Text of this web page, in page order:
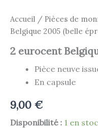
Accueil / Pièces de
Belgique 2005 (belle
2 eurocent
Pièce neuve
En capsule
9,00 €
Disponibilité : 1 en